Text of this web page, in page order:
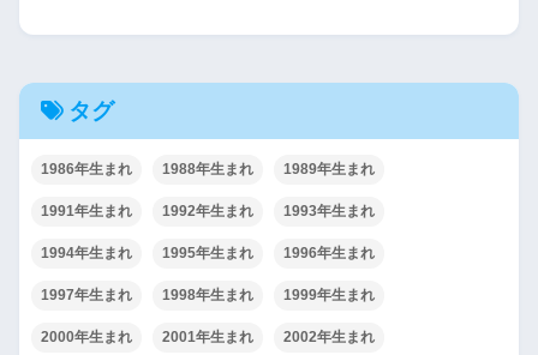
タグ
1986年生まれ 1988年生まれ 1989年生まれ
1991年生まれ 1992年生まれ 1993年生まれ
1994年生まれ 1995年生まれ 1996年生まれ
1997年生まれ 1998年生まれ 1999年生まれ
2000年生まれ 2001年生まれ 2002年生まれ